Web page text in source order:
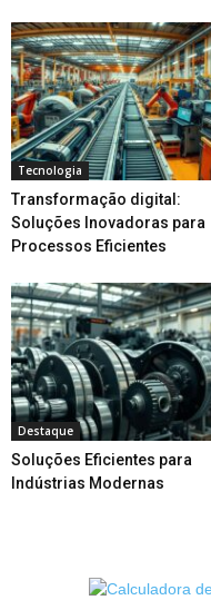
Tecnologia
Transformação digital:
Soluções Inovadoras para
Processos Eficientes
Destaque
Soluções Eficientes para
Indústrias Modernas